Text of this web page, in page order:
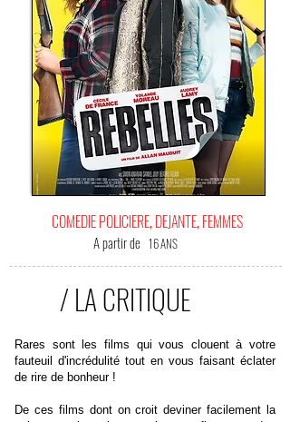
COMEDIE POLICIERE, DEJANTE, FEMMES
A partir de 16 ANS
/ LA CRITIQUE
Rares sont les films qui vous clouent à votre
fauteuil d'incrédulité tout en vous faisant éclater
de rire de bonheur !
De ces films dont on croit deviner facilement la